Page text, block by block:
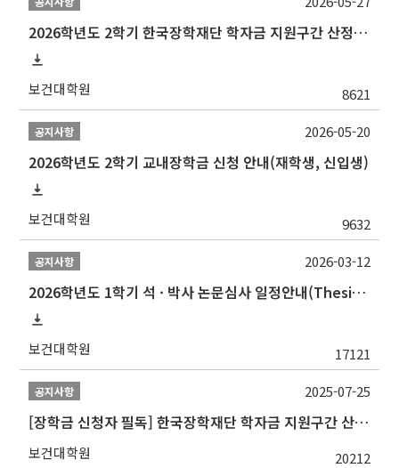
2026학년도 2학기 한국장학재단 학자금 지원구간 산정 신청 안내
보건대학원 8621
공지사항
2026학년도 2학기 교내장학금 신청 안내(재학생, 신입생)
보건대학원 9632
2026-05-20
공지사항
2026학년도 1학기 석 · 박사 논문심사 일정안내(Thesis Defense Schedules)
보건대학원 17121
2026-03-12
공지사항
[장학금 신청자 필독] 한국장학재단 학자금 지원구간 산정 권고
보건대학원 20212
2025-07-25